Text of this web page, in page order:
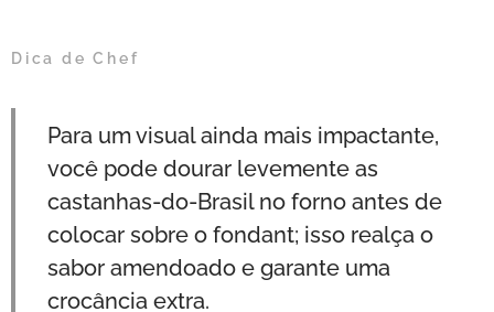
Dica de Chef
Para um visual ainda mais impactante,
você pode dourar levemente as
castanhas-do-Brasil no forno antes de
colocar sobre o fondant; isso realça o
sabor amendoado e garante uma
crocância extra.